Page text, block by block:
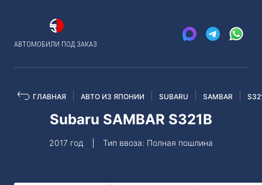
АВТОМОБИЛИ ПОД ЗАКАЗ
ГЛАВНАЯ АВТО ИЗ ЯПОНИИ SUBARU SAMBAR
Subaru SAMBAR S321B
2017 год Тип ввоза: Полная пошлина